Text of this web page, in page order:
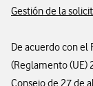
Gestión de la
De acuerdo con el
(Reglamento (UE)
Consejo de 27 de